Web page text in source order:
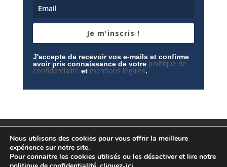
Je m'inscris !
J'accepte de recevoir vos e-mails et confirme
avoir pris connaissance de votre politique de
confidentialité et mentions légales.
Espace privé
Politique de confidentialité
Nous utilisons des cookies pour vous offrir la meilleure
expérience sur notre site.
Pour connaitre les cookies utilisés ou les désactiver et lire notre